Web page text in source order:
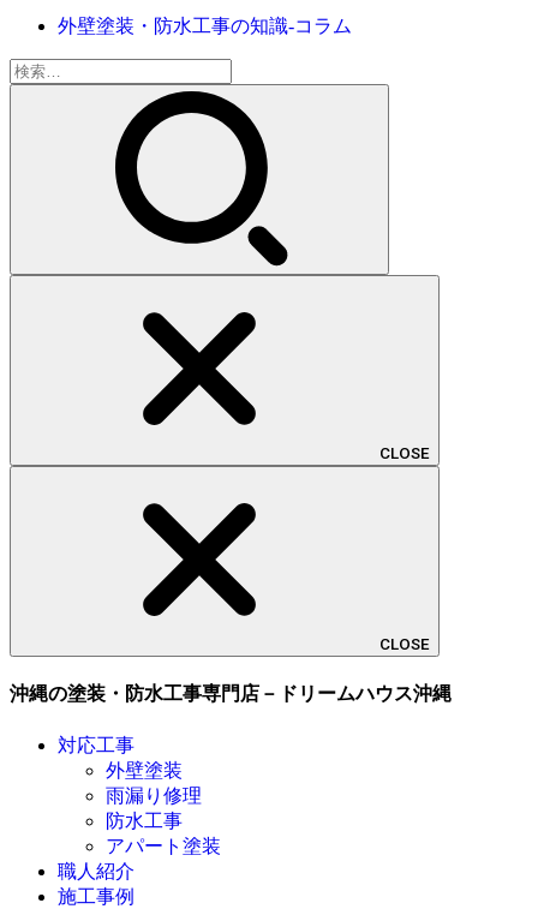
外壁塗装・防水工事の知識‐コラム
検
索:
CLOSE
CLOSE
沖縄の塗装・防水工事専門店－ドリームハウス沖縄
対応工事
外壁塗装
雨漏り修理
防水工事
アパート塗装
職人紹介
施工事例